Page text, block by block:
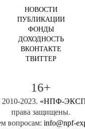
НОВОСТИ
ПУБЛИКАЦИИ
ФОНДЫ
ДОХОДНОСТЬ
ВКОНТАКТЕ
ТВИТТЕР
16+
2023. «НПФ-
права защищены.
вопросам: info@npf-